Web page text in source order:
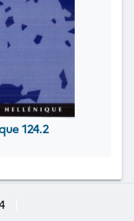
124.2